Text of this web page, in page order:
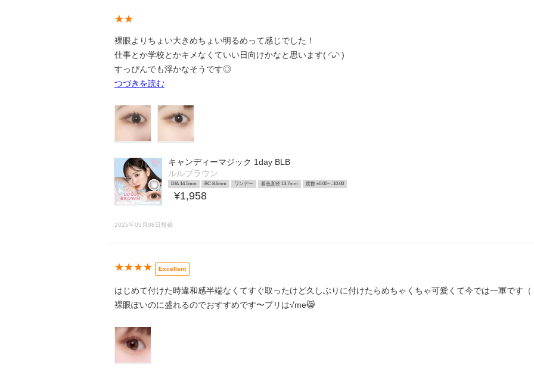
★★
裸眼よりちょい大きめちょい明るめって感じでした！
仕事とか学校とかキメなくていい日向けかなと思います( ◜ᴗ◝ )
すっぴんでも浮かなそうです◎
つづきを読む
キャンディーマジック 1day BLB
ルルブラウン
DIA 14.5mm BC 8.6mm ワンデー 着色直径 13.7mm 度数 ±0.00~ -10.00
¥1,958
2025年05月08日投稿
★★★★ Excellent
はじめて付けた時違和感半端なくてすぐ取ったけど久しぶりに付けたらめちゃくちゃ可愛くて今では一軍です（
裸眼ぽいのに盛れるのでおすすめです〜プリは√me😸